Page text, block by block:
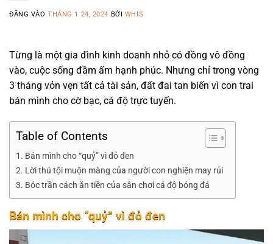
ĐĂNG VÀOTHÁNG 1 24, 2024 BỞI WHIS
Từng là một gia đình kinh doanh nhỏ có đồng vô đồng
vào, cuộc sống đầm ấm hạnh phúc. Nhưng chỉ trong vòng
3 tháng vỏn vẹn tất cả tài sản, đất đai tan biến vì con trai
bán mình cho cờ bạc, cá độ trực tuyến.
Table of Contents
Bán mình cho “quỷ” vì đỏ đen
Lời thú tội muộn màng của người con nghiện may rủi
Bóc trần cách ăn tiền của sân chơi cá độ bóng đá
Bán mình cho “quỷ” vì đỏ đen